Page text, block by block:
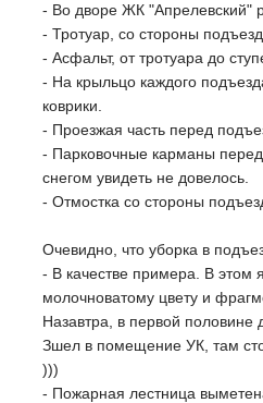
- Во дворе ЖК "Апрелевский"
- Тротуар, со стороны
- Асфальт, от тротуара до
- На крыльцо каждого
коврики.
- Проезжая часть перед
- Парковочные карманы
снегом увидеть не довелось.
- Отмостка со стороны
Очевидно, что уборка в
- В качестве примера. В этом
молочноватому цвету и
Назавтра, в первой
Зшел в помещение УК, там
)))
- Пожарная лестница